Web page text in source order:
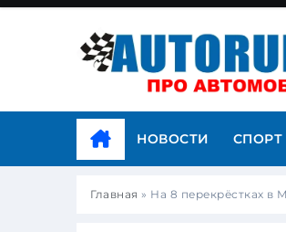
НОВОСТИ СПОРТ
Главная » На 8 перекрёстках в